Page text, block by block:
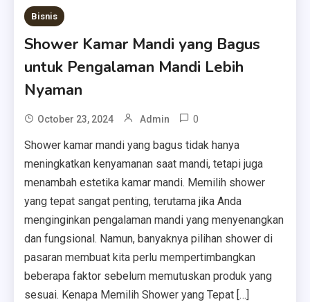
Bisnis
Shower Kamar Mandi yang Bagus
untuk Pengalaman Mandi Lebih
Nyaman
October 23, 2024 Admin 0
Shower kamar mandi yang bagus tidak hanya
meningkatkan kenyamanan saat mandi, tetapi juga
menambah estetika kamar mandi. Memilih shower
yang tepat sangat penting, terutama jika Anda
menginginkan pengalaman mandi yang menyenangkan
dan fungsional. Namun, banyaknya pilihan shower di
pasaran membuat kita perlu mempertimbangkan
beberapa faktor sebelum memutuskan produk yang
sesuai. Kenapa Memilih Shower yang Tepat […]